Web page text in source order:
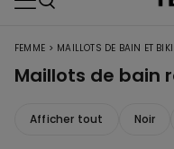
FEMME > MAILLOTS DE BAIN ET
Maillots de bain
Afficher tout Noir